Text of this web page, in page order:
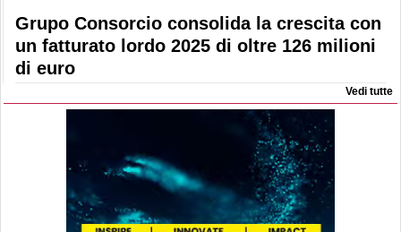
Grupo Consorcio consolida la crescita con
un fatturato lordo 2025 di oltre 126 milioni
di euro
Vedi tutte